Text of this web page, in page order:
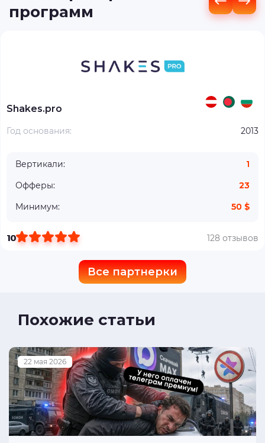
программ
Shakes.pro
Год основания: 2013
Вертикали:
1
Офферы:
23
Минимум:
50 $
10 128 отзывов
Все партнерки
Похожие статьи
22 мая 2026